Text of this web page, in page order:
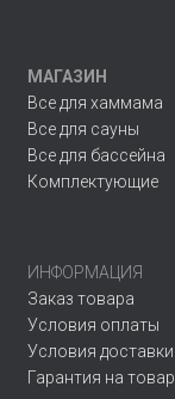
МАГАЗИН
Все для хаммама
Все для сауны
Все для бассейна
Комплектующие
ИНФОРМАЦИЯ
Заказ товара
Условия оплаты
Условия доставки
Гарантия на товар